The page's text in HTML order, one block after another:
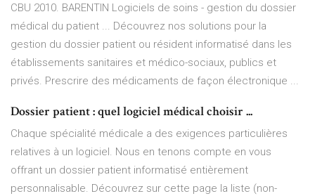
CBU 2010. BARENTIN Logiciels de soins - gestion du dossier
médical du patient ... Découvrez nos solutions pour la
gestion du dossier patient ou résident informatisé dans les
établissements sanitaires et médico-sociaux, publics et
privés. Prescrire des médicaments de façon électronique ...
Dossier patient : quel logiciel médical choisir ...
Chaque spécialité médicale a des exigences particulières
relatives à un logiciel. Nous en tenons compte en vous
offrant un dossier patient informatisé entièrement
personnalisable. Découvrez sur cette page la liste (non-